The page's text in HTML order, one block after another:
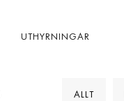
UTHYRNINGAR
ALLT